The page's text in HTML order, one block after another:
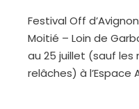
Festival Off
Moitié – Loin de
au 25 juillet (sauf les
relâches) à l’Espace